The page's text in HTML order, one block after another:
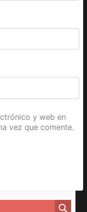
y web en
vez que comente.